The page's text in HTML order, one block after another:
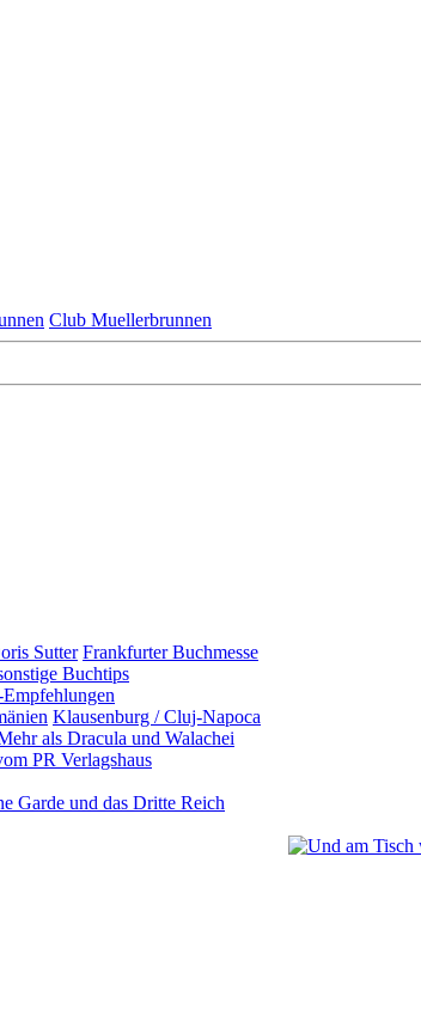
Club Muellerbrunnen
Sutter Frankfurter Buchmesse
Buchtips
Klausenburg / Cluj-Napoca
als Dracula und Walachei
PR Verlagshaus
Garde und das Dritte Reich